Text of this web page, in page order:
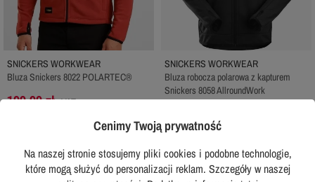
SNICKERS WORKWEAR
Bluza Snickers 8022 POLARTEC®
199,99 złz VAT
DODAJ DO KOSZYKA
SNICKERS WORKWEAR
Bluza robocza polarowa z kapturem
Snickers 8058 AllroundWork
Rekomendowana cena producenta:
DODAJ DO KOSZYKA
Cenimy Twoją prywatność
Na naszej stronie stosujemy pliki cookies i podobne technologie,
które mogą służyć do personalizacji reklam. Szczegóły w naszej